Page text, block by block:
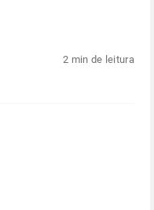
2 min de leitura